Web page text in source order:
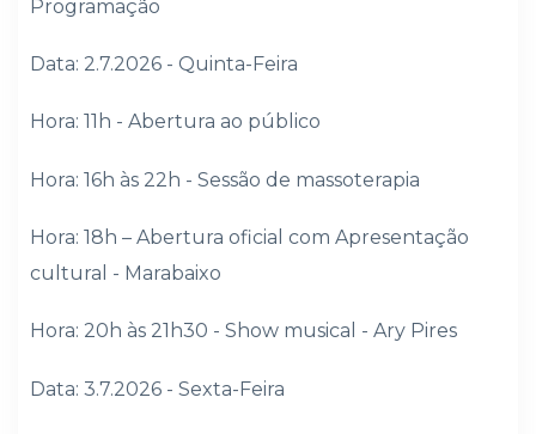
Programação
Data: 2.7.2026 - Quinta-Feira
Hora: 11h - Abertura ao público
Hora: 16h às 22h - Sessão de massoterapia
Hora: 18h – Abertura oficial com Apresentação
cultural - Marabaixo
Hora: 20h às 21h30 - Show musical - Ary Pires
Data: 3.7.2026 - Sexta-Feira